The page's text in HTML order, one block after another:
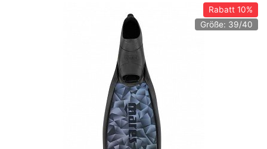
Rabatt10%
Größe: 39/40